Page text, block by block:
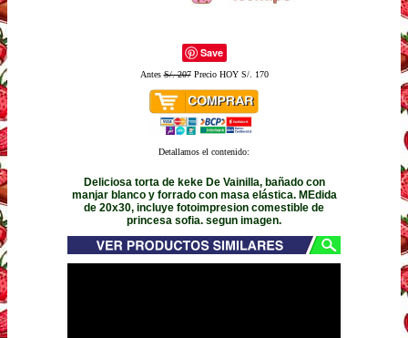
Save
AntesS/. 207Precio HOY S/. 170
Detallamos el contenido:
Deliciosa torta de keke De Vainilla, bañado con
manjar blanco y forrado con masa elástica. MEdida
de 20x30, incluye fotoimpresion comestible de
princesa sofia. segun imagen.